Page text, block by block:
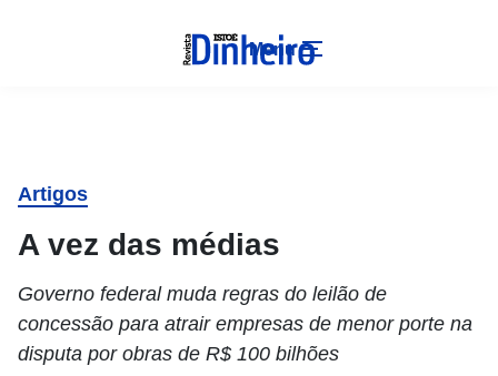
Menu
Artigos
A vez das médias
Governo federal muda regras do leilão de
concessão para atrair empresas de menor porte na
disputa por obras de R$ 100 bilhões